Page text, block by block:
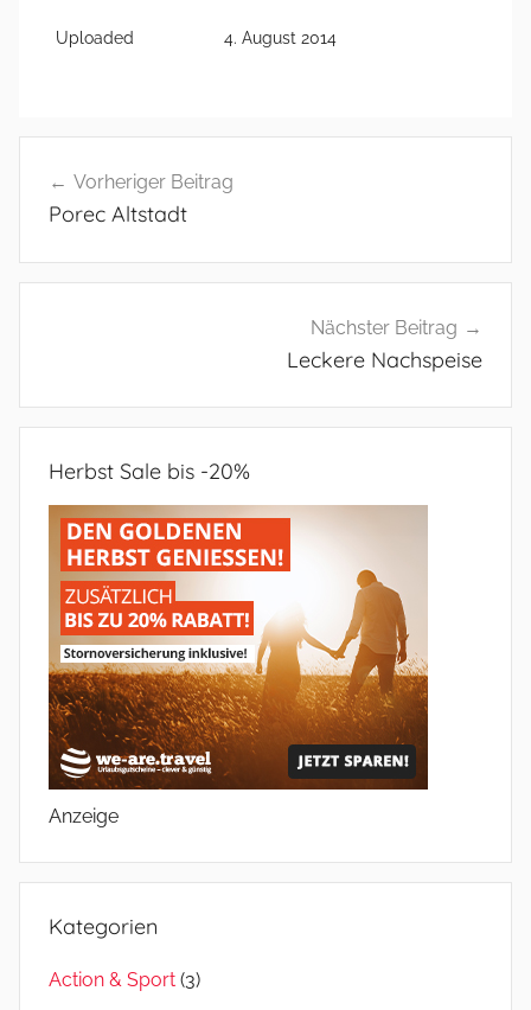
Uploaded 4. August 2014
Vorheriger Beitrag
Porec Altstadt
Nächster Beitrag
Leckere Nachspeise
Herbst Sale bis -20%
Anzeige
Kategorien
Action & Sport (3)